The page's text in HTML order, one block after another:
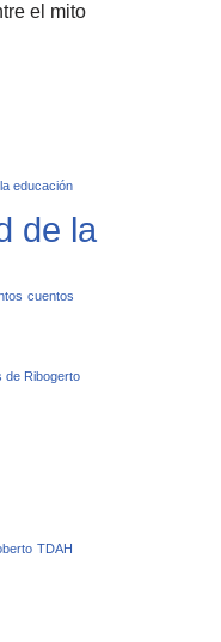
el mito
educación
de la
cuentos
de Ribogerto
TDAH